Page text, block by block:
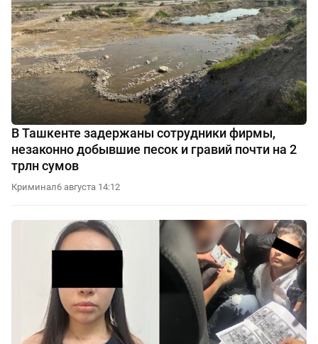
В Ташкенте задержаны сотрудники фирмы,
незаконно добывшие песок и гравий почти на 2
трлн сумов
Криминал6 августа 14:12